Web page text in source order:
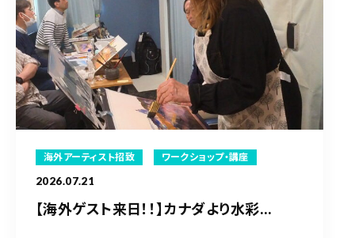
海外アーティスト招致 ワークショップ・講座
2026.07.21
【海外ゲスト来日！！】カナダより水彩...